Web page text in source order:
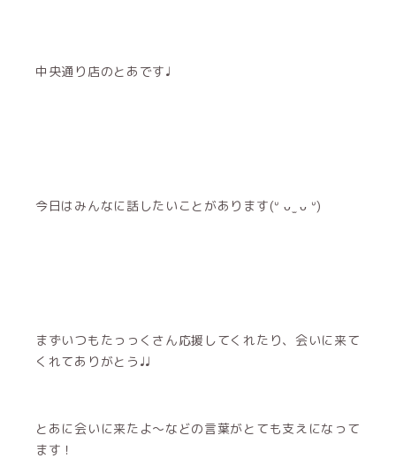
中央通り店のとあです♩
今日はみんなに話したいことがあります(ᐡ ᴗ ̫ ᴗ ᐡ)
まずいつもたっっくさん応援してくれたり、会いに来て
くれてありがとう♩♩
とあに会いに来たよ〜などの言葉がとても支えになって
ます！